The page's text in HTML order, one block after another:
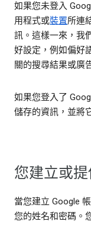
如果您未登入
用程式或裝置所連
訊。這樣一來，我
好設定，例如偏好
關的搜尋結果或廣
如果您登入了
儲存的資訊，並將
您建立或
當您建立 Google
您的姓名和密碼。